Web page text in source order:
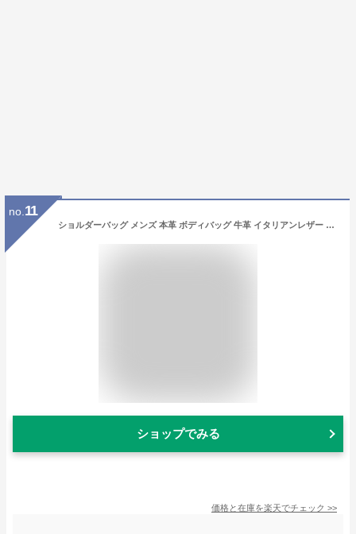
no. 11
ショルダーバッグ メンズ 本革 ボディバッグ 牛革 イタリアンレザー L字ファスナー 2WAY レザー 小さめ コンパクト ショルダーバック バッグ 横型 斜めがけバッグ 斜めがけ ミニショルダーバッグ DomTeporna Italy ブランド シンプル 送料無料
ショップでみる
価格と在庫を楽天でチェック >>